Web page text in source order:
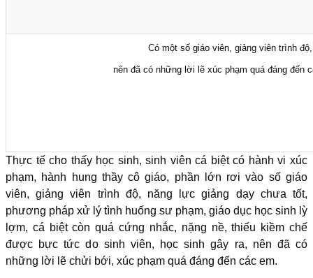
Có một số giáo viên, giảng viên trình
nên đã có những lời lẽ xúc phạm quá đáng đến
Thực tế cho thấy học sinh, sinh viên cá biệt có hành vi xúc
phạm, hành hung thầy cô giáo, phần lớn rơi vào số giáo
viên, giảng viên trình độ, năng lực giảng dạy chưa tốt,
phương pháp xử lý tình huống sư phạm, giáo dục học sinh lỳ
lợm, cá biệt còn quá cứng nhắc, nặng nề, thiếu kiềm chế
được bực tức do sinh viên, học sinh gây ra, nên đã có
những lời lẽ chửi bới, xúc phạm quá đáng đến các em.